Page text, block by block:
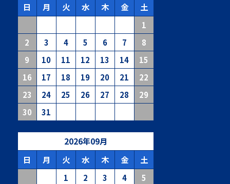
日
月 火 水 木 金 土
1
2
3 4 5 6 7
8
9
10 11 12 13 14
15
16
17 18 19 20 21
22
23
24 25 26 27 28
29
30
31
2026年09月
日
月 火 水 木 金 土
1 2 3 4
5